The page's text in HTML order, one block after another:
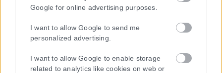
Google for online advertising purposes.
I want to allow Google to send me
personalized advertising.
I want to allow Google to enable storage
related to analytics like cookies on web or